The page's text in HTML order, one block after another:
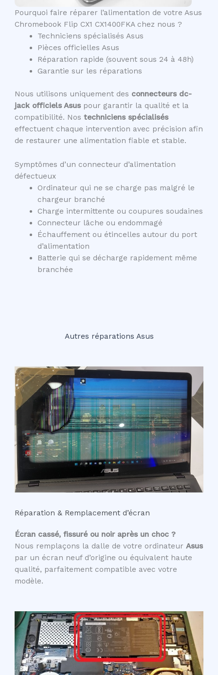
Pourquoi faire réparer l’alimentation de votre Asus
Chromebook Flip CX1 CX1400FKA chez nous ?
Techniciens spécialisés Asus
Pièces officielles Asus
Réparation rapide (souvent sous 24 à 48h)
Garantie sur les réparations
Nous utilisons uniquement des connecteurs dc-
jack officiels Asuspour garantir la qualité et la
compatibilité. Nos techniciens spécialisés
effectuent chaque intervention avec précision afin
de restaurer une alimentation fiable et stable.
Symptômes d’un connecteur d’alimentation
défectueux
Ordinateur qui ne se charge pas malgré le
chargeur branché
Charge intermittente ou coupures soudaines
Connecteur lâche ou endommagé
Échauffement ou étincelles autour du port
d’alimentation
Batterie qui se décharge rapidement même
branchée
Autres réparations Asus
Réparation & Remplacement d’écran
Écran cassé, fissuré ou noir après un choc ?
Nous remplaçons la dalle de votre ordinateur Asus
par un écran neuf d’origine ou équivalent haute
qualité, parfaitement compatible avec votre
modèle.